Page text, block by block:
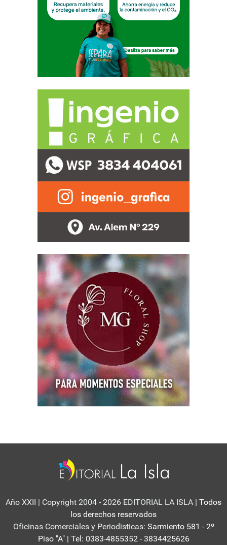
Año XXII | Copyright 2004 - 2026 EDITORIAL LA ISLA | Todos
los derechos reservados
Oficinas Comerciales y Periodisticas: Sarmiento 581 - 2º
Piso "A" | Tel: 0383-4855352 - 3834425626